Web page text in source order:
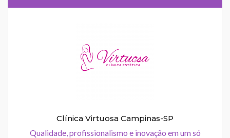
Clínica Virtuosa Campinas-SP
Qualidade, profissionalismo e inovação em um só